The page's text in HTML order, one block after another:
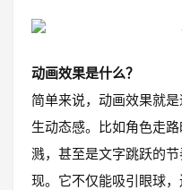
动画效果是什么？
简单来说，动画效果就
生动态感。比如角色走
溅，甚至是文字跳跃的
现。它不仅能吸引眼球